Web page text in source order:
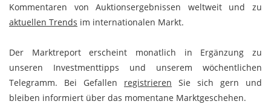
Kommentaren von Auktionsergebnissen weltweit und zu
aktuellen Trends im internationalen Markt.
Der Marktreport erscheint monatlich in Ergänzung zu
unseren Investmenttipps und unserem wöchentlichen
Telegramm. Bei Gefallen registrieren Sie sich gern und
bleiben informiert über das momentane Marktgeschehen.